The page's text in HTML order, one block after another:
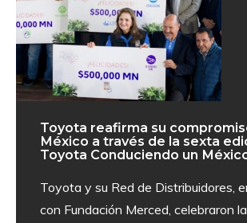
Toyota reafirma su
México a través de la sexta
Toyota Conduciendo un
Toyota y su Red de Distribuidores,
con Fundación Merced, celebraron